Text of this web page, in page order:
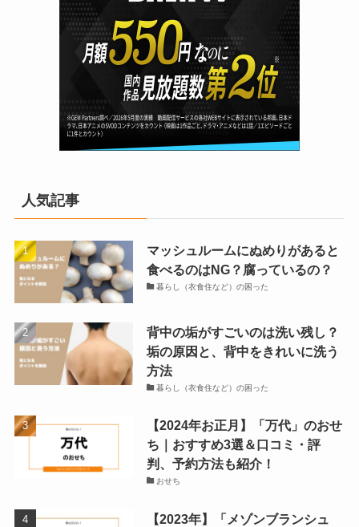
人気記事
マッシュルームにぬめりがあると
食べるのはNG？腐っているの？
暮らし（衣食住など）の困った
背中の垢がすごいのは洗い残し？
垢の原因と、背中をきれいに洗う
方法
暮らし（衣食住など）の困った
【2024年お正月】「万代」のおせ
ち｜おすすめ3選＆口コミ・評
判、予約方法も紹介！
おせち
【2023年】「メゾンブランシュ